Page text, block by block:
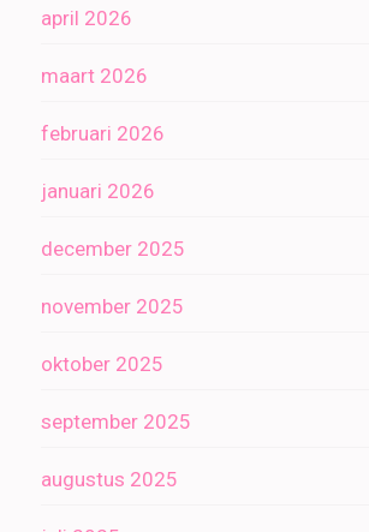
april 2026
maart 2026
februari 2026
januari 2026
december 2025
november 2025
oktober 2025
september 2025
augustus 2025